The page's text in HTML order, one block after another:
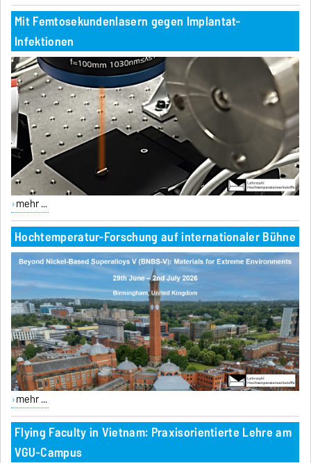
Mit Femtosekundenlasern gegen Implantat-
Infektionen
mehr ...
Hochtemperatur-Forschung auf internationaler Bühne
mehr ...
Flying Faculty in Vietnam: Praxisorientierte Lehre am
VGU-Campus